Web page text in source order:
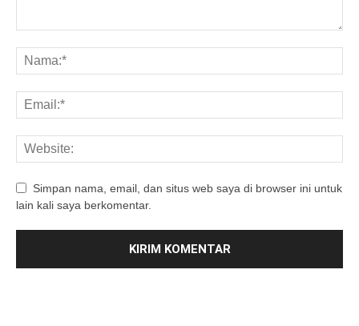
Simpan nama, email, dan situs web saya di browser ini untuk
lain kali saya berkomentar.